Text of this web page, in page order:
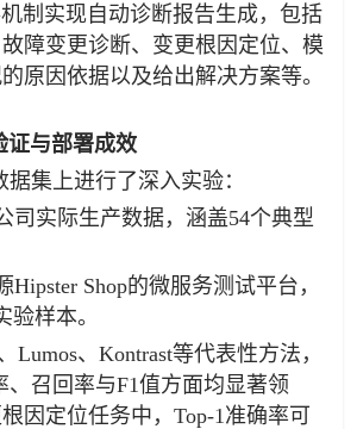
制实现自动诊断报告生成，包括
障变更诊断、变更根因定位、模
原因依据以及给出解决方案等。
证与部署成效
集上进行了深入实验：
司实际生产数据，涵盖54个典型
Hipster Shop的微服务测试平台，
验样本。
Lumos、Kontrast等代表性方法，
、召回率与F1值方面均显著领
因定位任务中，Top-1准确率可